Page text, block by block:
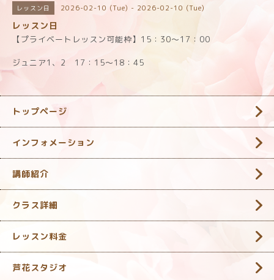
レッスン日 2026-02-10 (Tue) - 2026-02-10 (Tue)
レッスン日
【プライベートレッスン可能枠】15：30～17：00
ジュニア1、2 17：15～18：45
トップページ
インフォメーション
講師紹介
クラス詳細
レッスン料金
芦花スタジオ